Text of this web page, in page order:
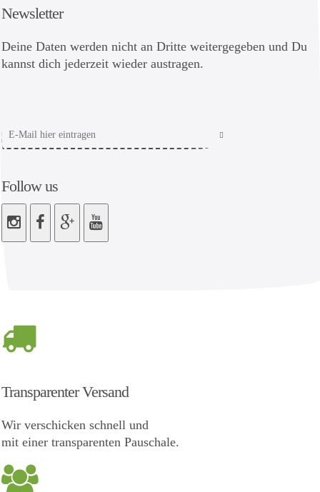
Newsletter
Deine Daten werden nicht an Dritte weitergegeben und Du
kannst dich jederzeit wieder austragen.
Follow us
Transparenter Versand
Wir verschicken schnell und
mit einer transparenten Pauschale.